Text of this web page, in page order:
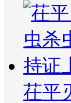
茌平